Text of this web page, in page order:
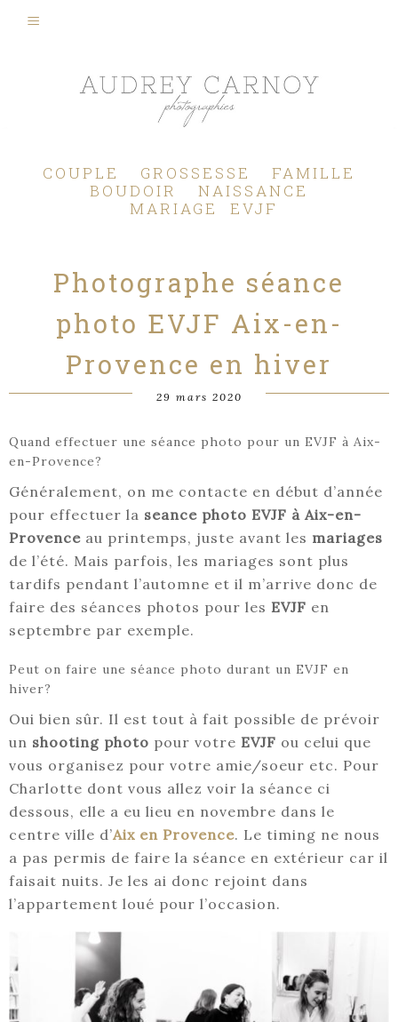
COUPLE GROSSESSE
FAMILLE
BOUDOIR
NAISSANCE
MARIAGE
EVJF
Photographe séance
photo EVJF Aix-en-
Provence en hiver
29 mars 2020
Quand effectuer une séance photo pour un EVJF à Aix-
en-Provence?
Généralement, on me contacte en début d’année
pour effectuer la seance photo EVJF à Aix-en-
Provence au printemps, juste avant les mariages
de l’été. Mais parfois, les mariages sont plus
tardifs pendant l’automne et il m’arrive donc de
faire des séances photos pour les EVJF en
septembre par exemple.
Peut on faire une séance photo durant un EVJF en
hiver?
Oui bien sûr. Il est tout à fait possible de prévoir
un shooting photo pour votre EVJF ou celui que
vous organisez pour votre amie/soeur etc. Pour
Charlotte dont vous allez voir la séance ci
dessous, elle a eu lieu en novembre dans le
centre ville d’Aix en Provence. Le timing ne nous
a pas permis de faire la séance en extérieur car il
faisait nuits. Je les ai donc rejoint dans
l’appartement loué pour l’occasion.